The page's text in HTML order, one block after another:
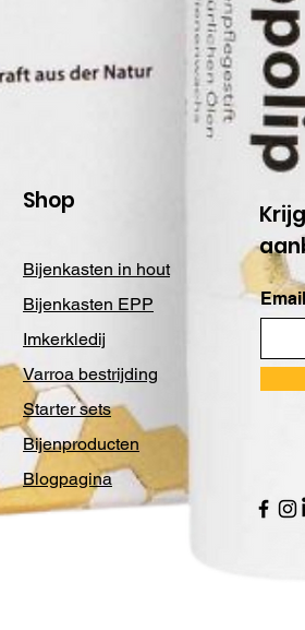
Shop
Bijenkasten in hout
Bijenkasten EPP
Imkerkledij
Varroa bestrijding
Starter sets
Bijenproducten
Blogpagina